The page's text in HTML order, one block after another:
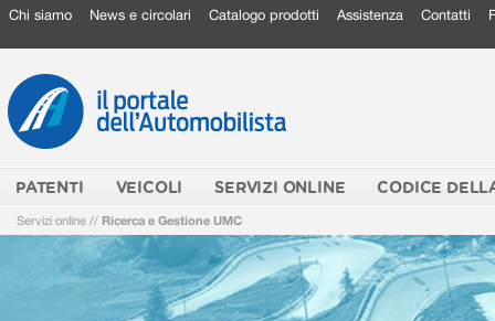
Chi siamo News e circolari Catalogo prodotti Assistenza Contatti
PATENTI VEICOLI SERVIZI ONLINE CODICE
Servizi online // Ricerca e Gestione UMC